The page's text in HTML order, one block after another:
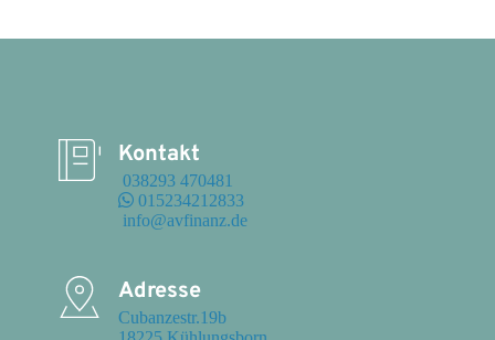
Kontakt
038293 470481
015234212833
info@avfinanz.de
Adresse
Cubanzestr.19b